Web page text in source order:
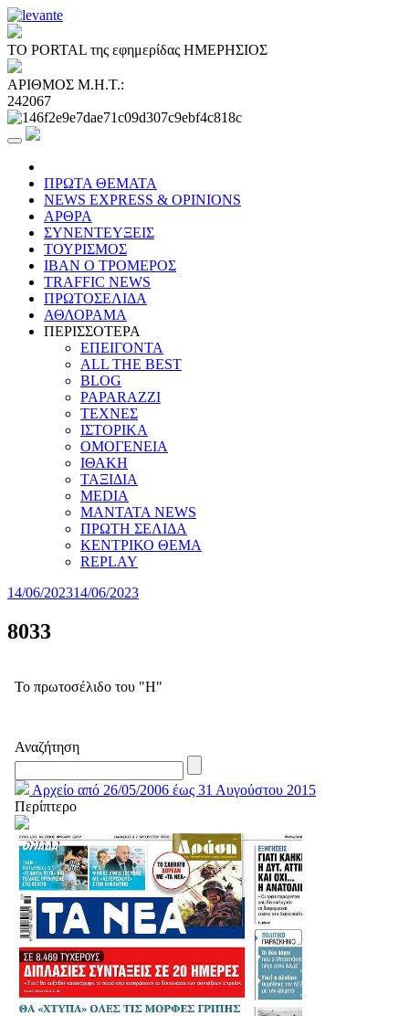
ΤΟ PORTAL της εφημερίδας ΗΜΕΡΗΣΙΟΣ
ΑΡΙΘΜΟΣ Μ.Η.Τ.:
242067
ΠΡΩΤΑ ΘΕΜΑΤΑ
NEWS EXPRESS & OPINIONS
ΑΡΘΡΑ
ΣΥΝΕΝΤΕΥΞΕΙΣ
ΤΟΥΡΙΣΜΟΣ
ΙΒΑΝ Ο ΤΡΟΜΕΡΟΣ
TRAFFIC NEWS
ΠΡΩΤΟΣΕΛΙΔΑ
ΑΘΛΟΡΑΜΑ
ΠΕΡΙΣΣΟΤΕΡΑ
ΕΠΕΙΓΟΝΤΑ
ALL THE BEST
BLOG
PAPARAZZI
ΤΕΧΝΕΣ
ΙΣΤΟΡΙΚΑ
ΟΜΟΓΕΝΕΙΑ
ΙΘΑΚΗ
ΤΑΞΙΔΙΑ
MEDIA
MANTATA NEWS
ΠΡΩΤΗ ΣΕΛΙΔΑ
ΚΕΝΤΡΙΚΟ ΘΕΜΑ
REPLAY
14/06/202314/06/2023
8033
Το πρωτοσέλιδο του "Η"
Αναζήτηση
Αρχείο από 26/05/2006 έως 31 Αυγούστου 2015
Περίπτερο